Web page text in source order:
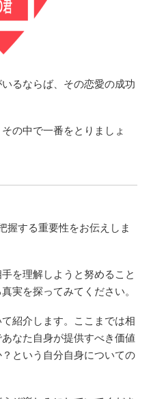
るならば、その恋愛の成功
の中で一番をとりましょ
握する重要性をお伝えしま
を理解しようと努めること
実を探ってみてください。
紹介します。ここまでは相
なた自身が提供すべき価値
という自分自身についての